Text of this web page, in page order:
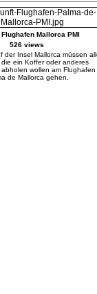
Mallorca PMI
526 views
der Insel Mallorca müssen
die ein Koffer oder anderes
wollen am Flughafen
de Mallorca gehen.